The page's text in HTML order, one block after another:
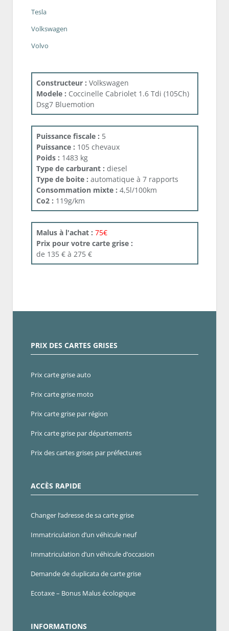
Tesla
Volkswagen
Volvo
Constructeur : Volkswagen
Modele : Coccinelle Cabriolet 1.6 Tdi (105Ch)
Dsg7 Bluemotion
Puissance fiscale : 5
Puissance : 105 chevaux
Poids : 1483 kg
Type de carburant : diesel
Type de boite : automatique à 7 rapports
Consommation mixte : 4,5l/100km
Co2 : 119g/km
Malus à l'achat : 75€
Prix pour votre carte grise :
de 135 € à 275 €
PRIX DES CARTES GRISES
Prix carte grise auto
Prix carte grise moto
Prix carte grise par région
Prix carte grise par départements
Prix des cartes grises par préfectures
ACCÈS RAPIDE
Changer l’adresse de sa carte grise
Immatriculation d’un véhicule neuf
Immatriculation d’un véhicule d’occasion
Demande de duplicata de carte grise
Ecotaxe – Bonus Malus écologique
INFORMATIONS